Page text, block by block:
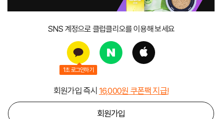
SNS 계정으로 클럽클리오를 이용해 보세요
1초 로그인하기
회원가입 즉시 16,000원 쿠폰팩 지급!
회원가입